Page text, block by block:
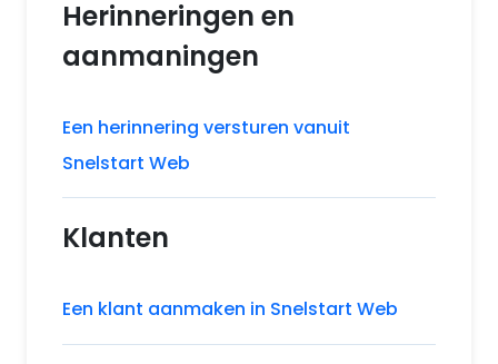
Herinneringen en
aanmaningen
Een herinnering versturen vanuit
Snelstart Web
Klanten
Een klant aanmaken in Snelstart Web